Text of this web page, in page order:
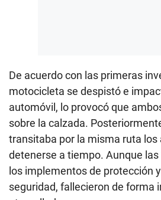
De acuerdo con las primeras
motocicleta se despistó e
automóvil, lo provocó que
sobre la calzada.
transitaba por la misma ruta los
detenerse a tiempo. Aunque
los implementos de protección
seguridad, fallecieron de forma